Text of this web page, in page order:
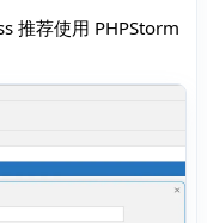
推荐使用 PHPStorm